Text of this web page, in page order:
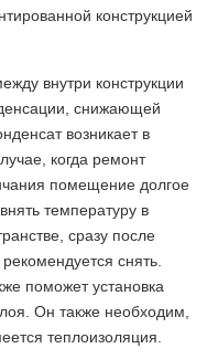
конструкцией
внутри конструкции
снижающей
возникает в
когда ремонт
помещение долгое
температуру в
сразу после
снять.
поможет установка
Он также необходим,
теплоизоляция.